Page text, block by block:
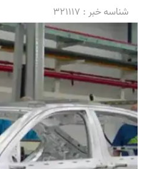
شناسه خبر : 321117